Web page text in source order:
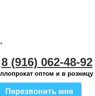
8 (916) 062-48-92
оптом и в розницу
Перезвонить мне